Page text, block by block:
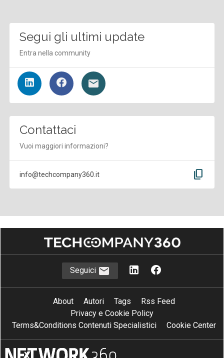
Segui gli ultimi update
Entra nella community
Contattaci
Vuoi maggiori informazioni?
info@techcompany360.it content_copy
Seguici
About Autori Tags
Rss Feed
Privacy e Cookie Policy
Terms&Conditions Contenuti Specialistici
Cookie Center